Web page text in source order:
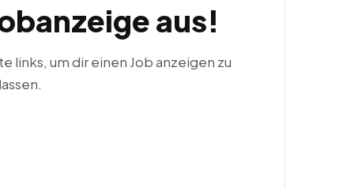
aus!
links, um dir einen Job anzeigen zu
lassen.